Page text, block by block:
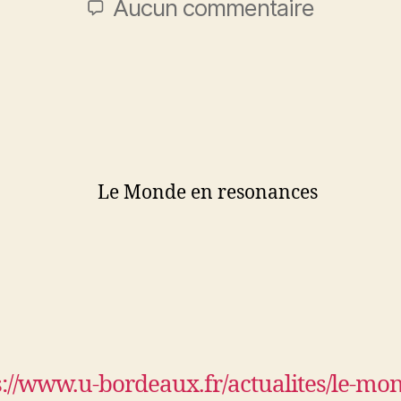
Aucun commentaire
www.u-bordeaux.fr/actualites/le-